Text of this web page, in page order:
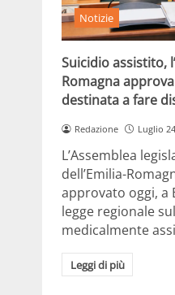
Notizie
Suicidio assistito,
Romagna
destinata a fare
Redazione Luglio
L’Assemblea
dell’Emilia-
approvato oggi, a
legge regionale
medicalmente
Leggi di più